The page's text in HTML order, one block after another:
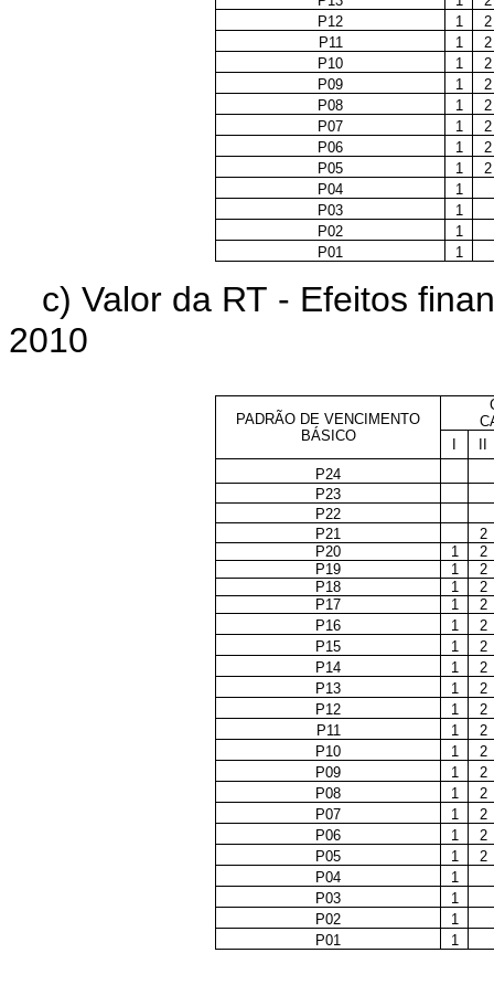
P12
1
2
P11
1
2
P10
1
2
P09
1
2
P08
1
2
P07
1
2
P06
1
2
P05
1
2
P04
1
P03
1
P02
1
P01
1
c) Valor da RT - Efeitos
2010
PADRÃO DE VENCIMENTO
BÁSICO
P24
P23
P22
P21
2
P20
1
2
P19
1
2
P18
1
2
P17
1
2
P16
1
2
P15
1
2
P14
1
2
P13
1
2
P12
1
2
P11
1
2
P10
1
2
P09
1
2
P08
1
2
P07
1
2
P06
1
2
P05
1
2
P04
1
P03
1
P02
1
P01
1